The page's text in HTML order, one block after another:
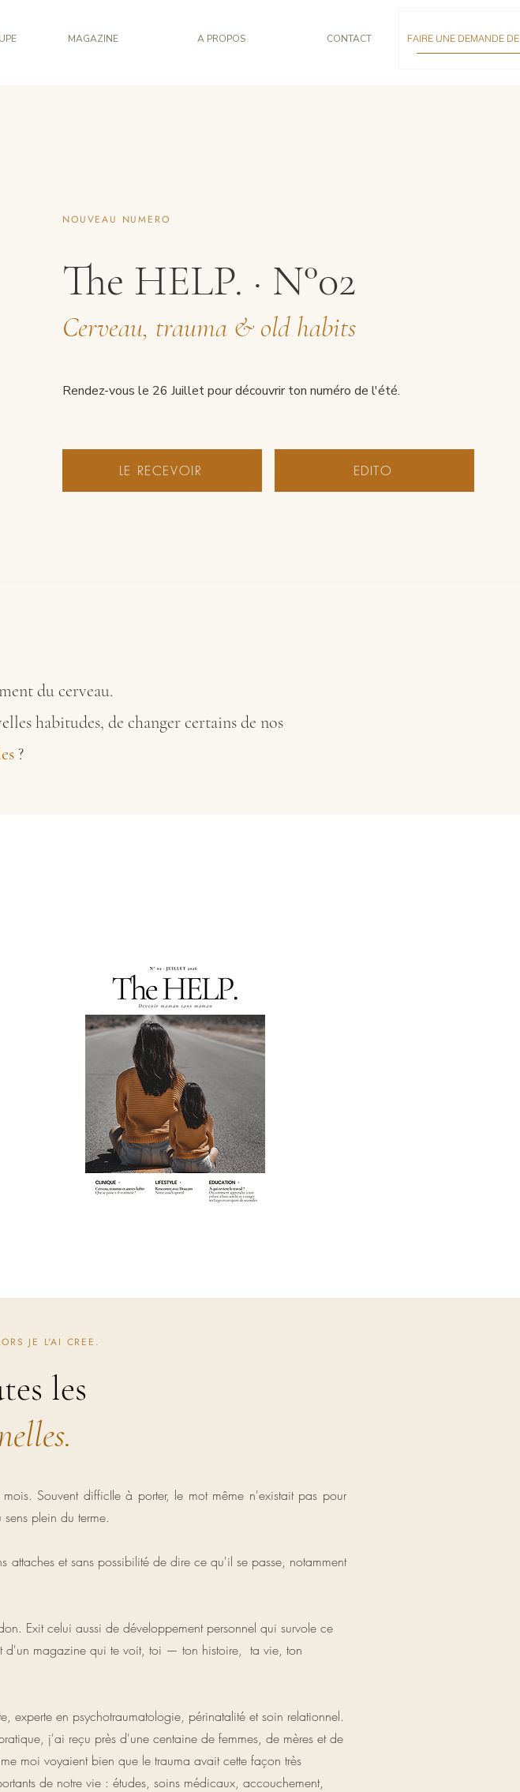
MAGAZINE A PROPOS CONTACT FAIRE UNE DEMANDE
NOUVEAU NUMERO
The HELP. · N°02
Cerveau, trauma & old habits
Rendez-vous le 26 Juillet pour découvrirton numéro de l'été.
LE RECEVOIR EDITO
du cerveau.
habitudes, de changer certains de nos
?
JE L'AI CREE.
les
Souvent difficIle à porter, le mot même n'existait pas pour
plein du terme.
attaches et sans possibilité de dire ce qu'il se passe, notamment
Exit celui aussi de développement personnel qui survole ce
d'un magazine qui te voit, toi — ton histoire, ta vie, ton
experte en psychotraumatologie, périnatalité et soin relationnel.
j'ai reçu près d'une centaine de femmes, de mères et de
moi voyaient bien que le trauma avait cette façon très
de notre vie : études, soins médicaux, accouchement,